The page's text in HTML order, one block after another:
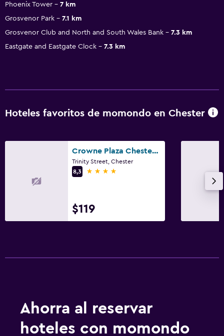
Phoenix Tower
7 km
Grosvenor Park
7.1 km
Grosvenor Club and North and South Wales Bank
7.3 km
Eastgate and Eastgate Clock
7.3 km
Hoteles favoritos de momondo en Chester
Crowne Plaza Chester By IHG
Trinity Street, Chester
8,3
4 estrellas
$119
Ahorra al reservar
hoteles con momondo